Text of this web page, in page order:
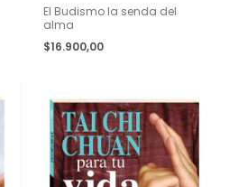
El Budismo la senda del
alma
$16.900,00